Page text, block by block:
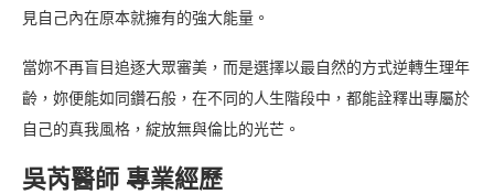
見自己內在原本就擁有的強大能量。
當妳不再盲目追逐大眾審美，而是選擇以最自然的方式逆轉生理年
齡，妳便能如同鑽石般，在不同的人生階段中，都能詮釋出專屬於
自己的真我風格，綻放無與倫比的光芒。
吳芮醫師 專業經歷